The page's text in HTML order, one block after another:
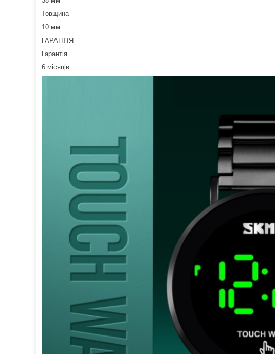
Товщина
10 мм
ГАРАНТІЯ
Гарантія
6 місяців